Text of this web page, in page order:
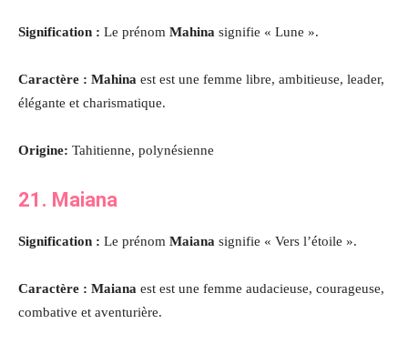
Signification : Le prénom Mahina signifie « Lune ».
Caractère : Mahina est est une femme libre, ambitieuse, leader,
élégante et charismatique.
Origine: Tahitienne, polynésienne
21. Maiana
Signification : Le prénom Maiana signifie « Vers l’étoile ».
Caractère : Maiana est est une femme audacieuse, courageuse,
combative et aventurière.